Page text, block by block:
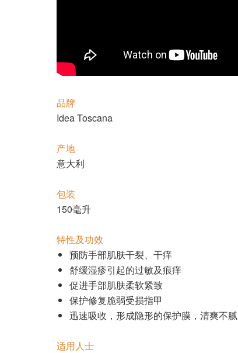
品牌
Idea Toscana
产地
意大利
包装
150毫升
特性及功效
预防手部肌肤干裂、干痒
舒缓湿疹引起的过敏及痕痒
促进手部肌肤柔软紧致
保护修复脆弱受损指甲
迅速吸收，形成隐形的保护膜，清爽不腻
适用人士